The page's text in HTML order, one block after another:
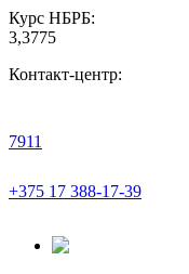
Курс НБРБ:
3,3775
Контакт-центр:
7911
+375 17 388-17-39